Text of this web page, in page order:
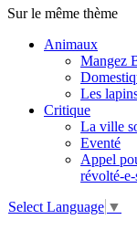
Sur le même thème
Animaux
Mangez
Les
Critique
La ville
Eventé
Appel
révolté-e-
Select Language ▼